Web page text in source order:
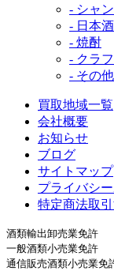
- シャ
- 日本酒
- 焼酎
- クラ
- その
買取地域一覧
会社概要
お知らせ
ブログ
サイトマップ
プライバシ
特定商法取
酒類輸出卸売業免許
一般酒類小売業免許
通信販売酒類小売業免